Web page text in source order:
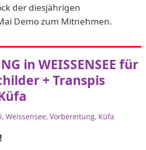
der diesjährigen
Demo zum Mitnehmen.
in WEISSENSEE für
+ Transpis
Weissensee Vorbereitung Küfa